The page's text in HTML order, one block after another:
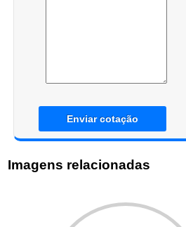
Enviar cotação
Imagens relacionadas